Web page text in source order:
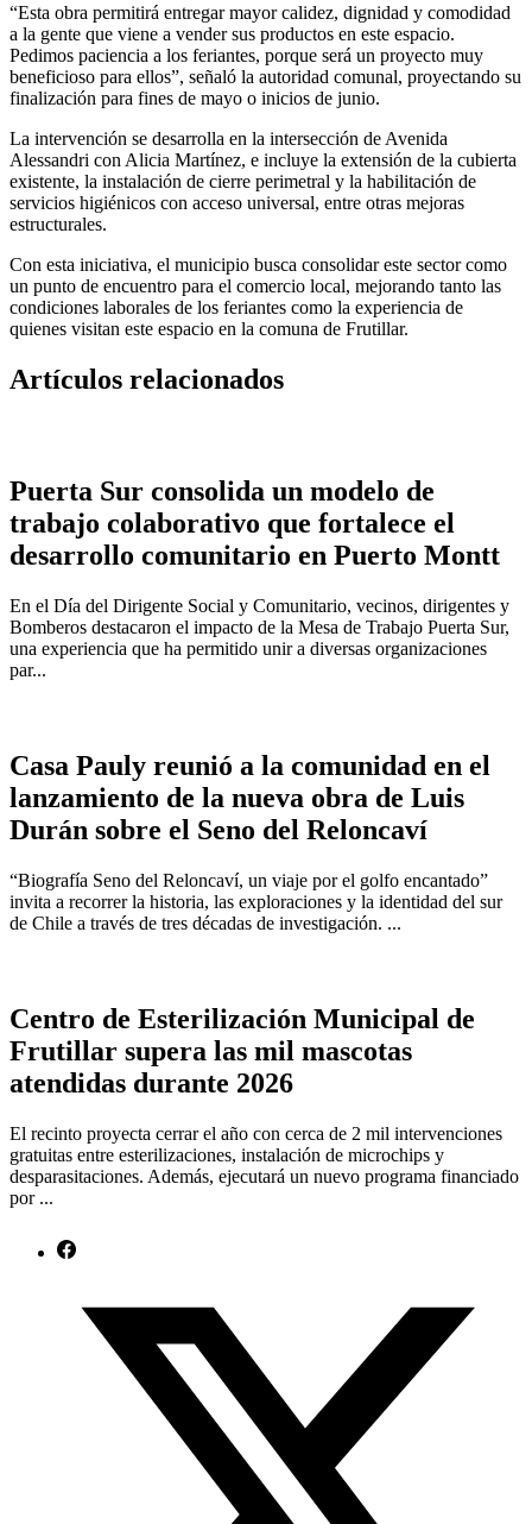
“Esta obra permitirá entregar mayor calidez, dignidad y comodidad
a la gente que viene a vender sus productos en este espacio.
Pedimos paciencia a los feriantes, porque será un proyecto muy
beneficioso para ellos”, señaló la autoridad comunal, proyectando su
finalización para fines de mayo o inicios de junio.
La intervención se desarrolla en la intersección de Avenida
Alessandri con Alicia Martínez, e incluye la extensión de la cubierta
existente, la instalación de cierre perimetral y la habilitación de
servicios higiénicos con acceso universal, entre otras mejoras
estructurales.
Con esta iniciativa, el municipio busca consolidar este sector como
un punto de encuentro para el comercio local, mejorando tanto las
condiciones laborales de los feriantes como la experiencia de
quienes visitan este espacio en la comuna de Frutillar.
Artículos relacionados
Puerta Sur consolida un modelo de
trabajo colaborativo que fortalece el
desarrollo comunitario en Puerto Montt
En el Día del Dirigente Social y Comunitario, vecinos, dirigentes y
Bomberos destacaron el impacto de la Mesa de Trabajo Puerta Sur,
una experiencia que ha permitido unir a diversas organizaciones
par...
Casa Pauly reunió a la comunidad en el
lanzamiento de la nueva obra de Luis
Durán sobre el Seno del Reloncaví
“Biografía Seno del Reloncaví, un viaje por el golfo encantado”
invita a recorrer la historia, las exploraciones y la identidad del sur
de Chile a través de tres décadas de investigación. ...
Centro de Esterilización Municipal de
Frutillar supera las mil mascotas
atendidas durante 2026
El recinto proyecta cerrar el año con cerca de 2 mil intervenciones
gratuitas entre esterilizaciones, instalación de microchips y
desparasitaciones. Además, ejecutará un nuevo programa financiado
por ...